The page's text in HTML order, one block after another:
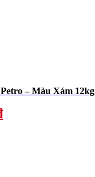
Petro – Màu Xám 12kg